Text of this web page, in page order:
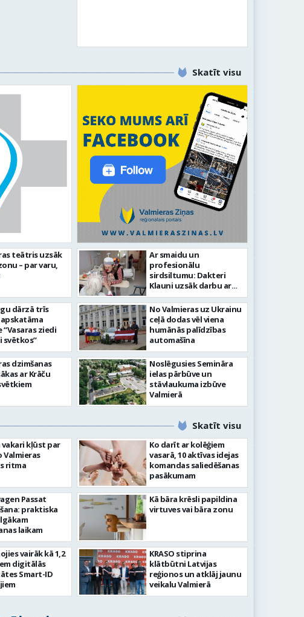
Skatīt visu
līdz laikmetīgās kultūras
“Kurtuve”
teātris uzsāk
– par varu,
dārzā trīs
“Vasaras ziedi
svētkos”
dzimšanas
ar Krāču
Ar smaidu un
profesionālu
sirdsiltumu: Dakteri
Klauni uzsāk darbu ar
senioriem Vidzemes
slimnīcā
No Valmieras uz Ukrainu
ceļā dodas vēl viena
humānās palīdzības
automašīna
Noslēgusies Semināra
ielas pārbūve un
stāvlaukuma izbūve
Valmierā
Skatīt visu
kļūst par
Valmieras
ritma
Passat
praktiska
laikam
vairāk kā 1,2
digitālās
Smart-ID
Ko darīt ar kolēģiem
vasarā, 10 aktīvas idejas
komandas saliedēšanas
pasākumam
Kā bāra krēsli papildina
virtuves vai bāra zonu
KRASO stiprina
klātbūtni Latvijas
reģionos un atklāj jaunu
veikalu Valmierā